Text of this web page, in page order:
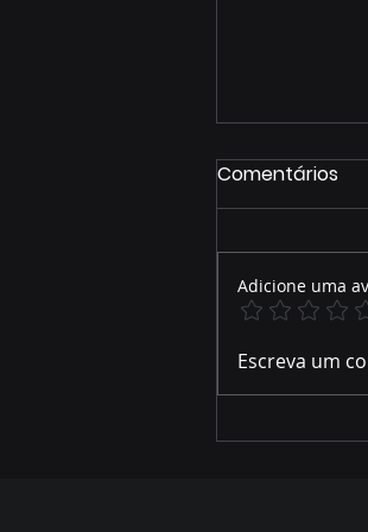
José
parte de
Comentários
Adicione uma
Escreva um